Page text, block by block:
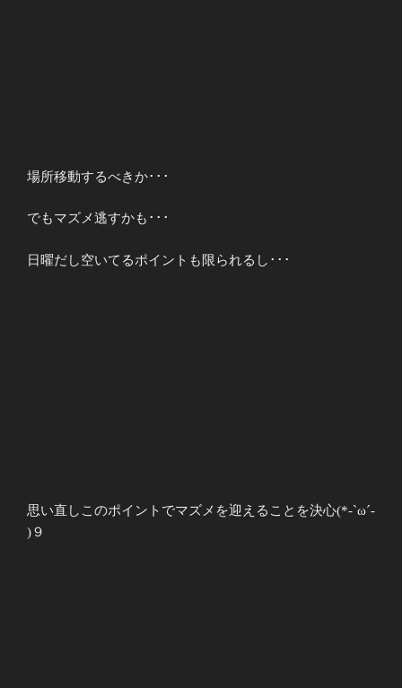
場所移動するべきか･･･
でもマズメ逃すかも･･･
日曜だし空いてるポイントも限られるし･･･
思い直しこのポイントでマズメを迎えることを決心(*-`ω´-
)９